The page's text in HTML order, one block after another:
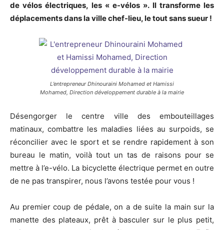
de vélos électriques, les « e-vélos ». Il transforme les
déplacements dans la ville chef-lieu, le tout sans sueur !
L’entrepreneur Dhinouraini Mohamed et Hamissi
Mohamed, Direction développement durable à la mairie
Désengorger le centre ville des embouteillages
matinaux, combattre les maladies liées au surpoids, se
réconcilier avec le sport et se rendre rapidement à son
bureau le matin, voilà tout un tas de raisons pour se
mettre à l’e-vélo. La bicyclette électrique permet en outre
de ne pas transpirer, nous l’avons testée pour vous !
Au premier coup de pédale, on a de suite la main sur la
manette des plateaux, prêt à basculer sur le plus petit,